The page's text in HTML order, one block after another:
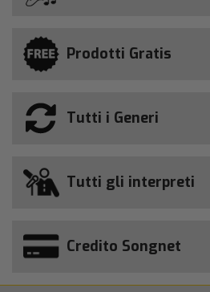
Prodotti Gratis
Tutti i Generi
Tutti gli interpreti
Credito Songnet